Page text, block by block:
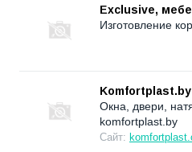
Exclusive,
Изготовление
Komfortplast.by
Окна, двери,
komfortplast.by
Сайт: